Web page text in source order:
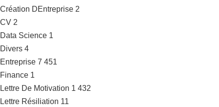
Création DEntreprise 2
CV 2
Data Science 1
Divers 4
Entreprise 7 451
Finance 1
Lettre De Motivation 1 432
Lettre Résiliation 11